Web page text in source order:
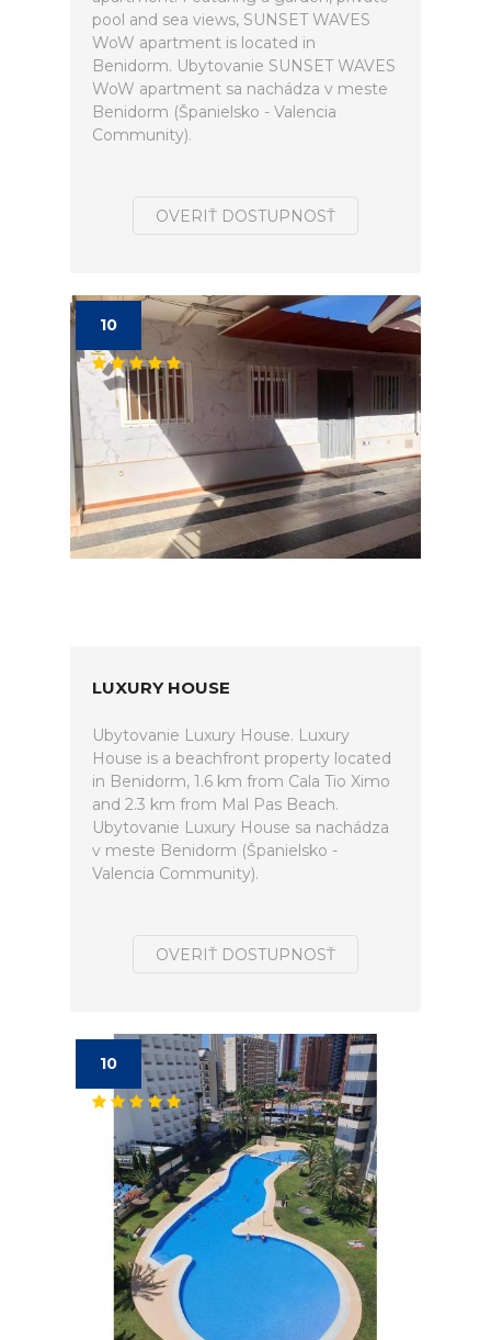
pool and sea views, SUNSET WAVES
WoW apartment is located in
Benidorm. Ubytovanie SUNSET WAVES
WoW apartment sa nachádza v meste
Benidorm (Španielsko - Valencia
Community).
OVERIŤ DOSTUPNOSŤ
10
LUXURY HOUSE
Ubytovanie Luxury House. Luxury
House is a beachfront property located
in Benidorm, 1.6 km from Cala Tio Ximo
and 2.3 km from Mal Pas Beach.
Ubytovanie Luxury House sa nachádza
v meste Benidorm (Španielsko -
Valencia Community).
OVERIŤ DOSTUPNOSŤ
10